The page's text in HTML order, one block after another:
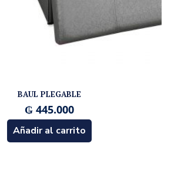
BAUL PLEGABLE
₲ 445.000
Añadir al carrito